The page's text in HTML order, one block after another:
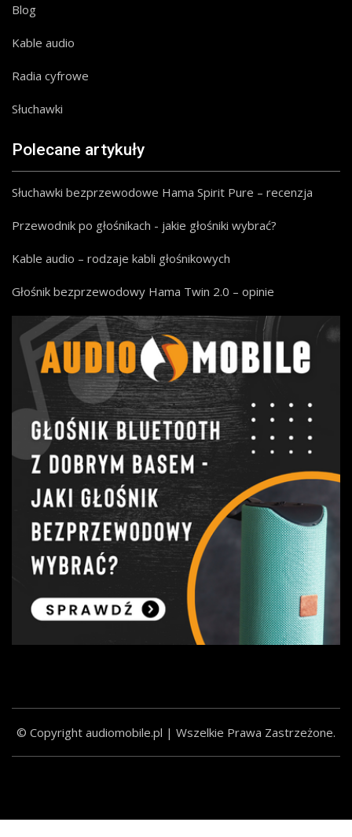
Blog
Kable audio
Radia cyfrowe
Słuchawki
Polecane artykuły
Słuchawki bezprzewodowe Hama Spirit Pure – recenzja
Przewodnik po głośnikach - jakie głośniki wybrać?
Kable audio – rodzaje kabli głośnikowych
Głośnik bezprzewodowy Hama Twin 2.0 – opinie
© Copyright audiomobile.pl | Wszelkie Prawa Zastrzeżone.